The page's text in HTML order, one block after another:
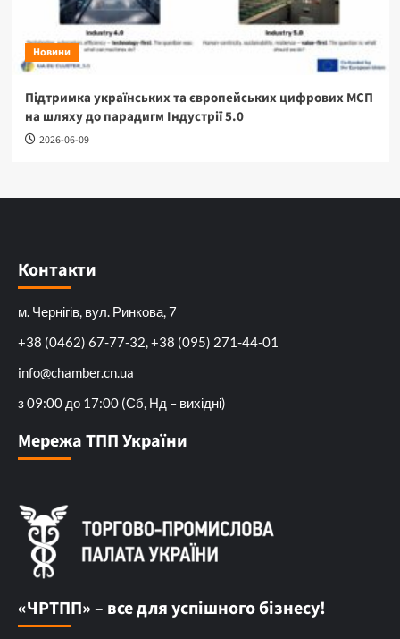
Новини
Підтримка українських та європейських цифрових МСП
на шляху до парадигм Індустрії 5.0
2026-06-09
Контакти
м. Чернігів, вул. Ринкова, 7
+38 (0462) 67-77-32, +38 (095) 271-44-01
info@chamber.cn.ua
з 09:00 до 17:00 (Сб, Нд – вихідні)
Мережа ТПП України
«ЧРТПП» – все для успішного бізнесу!